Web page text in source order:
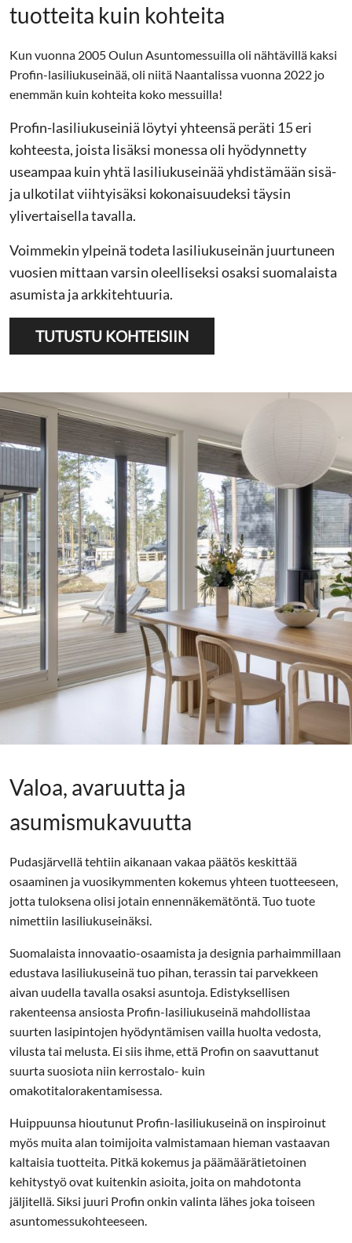
tuotteita kuin kohteita
Kun vuonna 2005 Oulun Asuntomessuilla oli nähtävillä kaksi
Profin-lasiliukuseinää, oli niitä Naantalissa vuonna 2022 jo
enemmän kuin kohteita koko messuilla!
Profin-lasiliukuseiniä löytyi yhteensä peräti 15 eri
kohteesta, joista lisäksi monessa oli hyödynnetty
useampaa kuin yhtä lasiliukuseinää yhdistämään sisä-
ja ulkotilat viihtyisäksi kokonaisuudeksi täysin
ylivertaisella tavalla.
Voimmekin ylpeinä todeta lasiliukuseinän juurtuneen
vuosien mittaan varsin oleelliseksi osaksi suomalaista
asumista ja arkkitehtuuria.
TUTUSTU KOHTEISIIN
Valoa, avaruutta ja
asumismukavuutta
Pudasjärvellä tehtiin aikanaan vakaa päätös keskittää
osaaminen ja vuosikymmenten kokemus yhteen tuotteeseen,
jotta tuloksena olisi jotain ennennäkemätöntä. Tuo tuote
nimettiin lasiliukuseinäksi.
Suomalaista innovaatio-osaamista ja designia parhaimmillaan
edustava lasiliukuseinä tuo pihan, terassin tai parvekkeen
aivan uudella tavalla osaksi asuntoja. Edistyksellisen
rakenteensa ansiosta Profin-lasiliukuseinä mahdollistaa
suurten lasipintojen hyödyntämisen vailla huolta vedosta,
vilusta tai melusta. Ei siis ihme, että Profin on saavuttanut
suurta suosiota niin kerrostalo- kuin
omakotitalorakentamisessa.
Huippuunsa hioutunut Profin-lasiliukuseinä on inspiroinut
myös muita alan toimijoita valmistamaan hieman vastaavan
kaltaisia tuotteita. Pitkä kokemus ja päämäärätietoinen
kehitystyö ovat kuitenkin asioita, joita on mahdotonta
jäljitellä. Siksi juuri Profin onkin valinta lähes joka toiseen
asuntomessukohteeseen.